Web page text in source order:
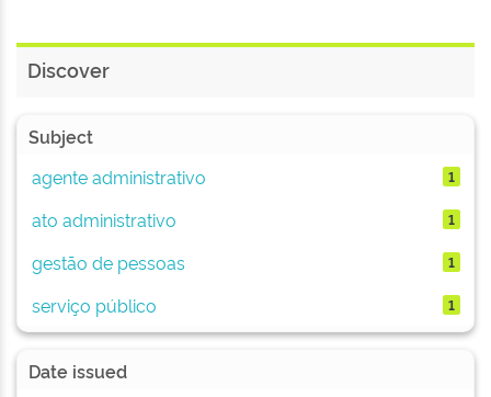
Discover
Subject
agente administrativo
1
ato administrativo 1
gestão de pessoas 1
serviço público 1
Date issued